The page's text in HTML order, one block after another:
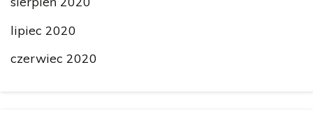
lipiec 2020
czerwiec 2020